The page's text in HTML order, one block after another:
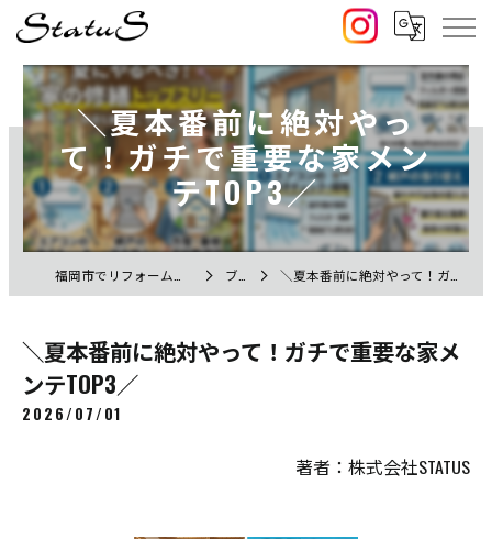
＼夏本番前に絶対やっ
て！ガチで重要な家メン
テTOP3／
ブログ ＼夏本番前に絶対やって！ガチで重要な家メンテTOP3／
＼夏本番前に絶対やって！ガチで重要な家メ
ンテTOP3／
2026/07/01
著者：株式会社STATUS